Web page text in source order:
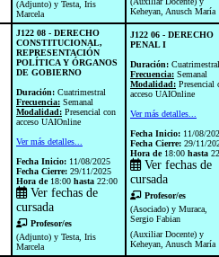
(Adjunto) y Testa, Iris
Marcela
Keheyan, Anusch María
J122 08 - DERECHO
CONSTITUCIONAL,
REPRESENTACIÓN
POLÍTICA Y ÓRGANOS
DE GOBIERNO
Duración: Cuatrimestral
Frecuencia: Semanal
Modalidad: Presencial con
acceso UAIOnline
Ver más detalles...
Fecha Inicio: 11/08/2025
Fecha Cierre: 29/11/2025
Hora de18:00 hasta 22:00
Ver fechas de
cursada
Profesor/es
(Adjunto) y Testa, Iris
Marcela
J122 06 - DERECHO
PENAL I
Duración: Cuatrimestral
Frecuencia: Semanal
Modalidad: Presencial
acceso UAIOnline
Ver más detalles...
Fecha Inicio: 11/08/
Fecha Cierre: 29/11/
Hora de18:00 hasta
Ver fechas de
cursada
Profesor/es
(Asociado) y Muraca,
Sergio Fabian
(Auxiliar Docente) y
Keheyan, Anusch María